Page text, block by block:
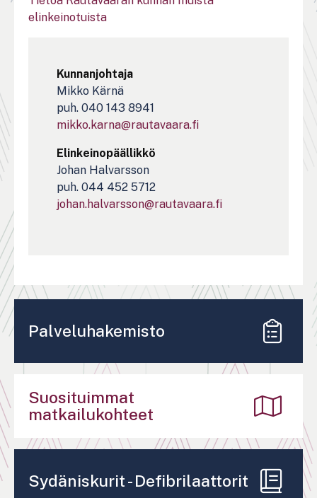
elinkeinotuista
Kunnanjohtaja
Mikko Kärnä
puh. 040 143 8941
mikko.karna@rautavaara.fi
Elinkeinopäällikkö
Johan Halvarsson
puh. 044 452 5712
johan.halvarsson@rautavaara.fi
Palveluhakemisto
Suosituimmat
matkailukohteet
Sydäniskurit - Defibrilaattorit